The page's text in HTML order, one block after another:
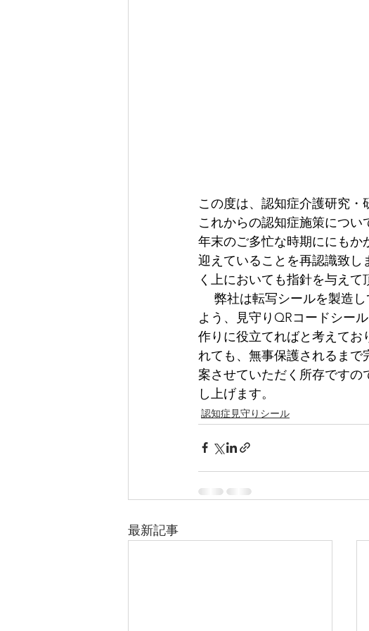
この度は、認知症介護研究
これからの認知症施策につい
年末のご多忙な時期ににもか
迎えていることを再認識致し
く上においても指針を与えて
弊社は転写シールを製造し
よう、見守りQRコードシー
作りに役立てればと考えてお
れても、無事保護されるまで
案させていただく所存ですの
し上げます。
認知症見守りシール
最新記事